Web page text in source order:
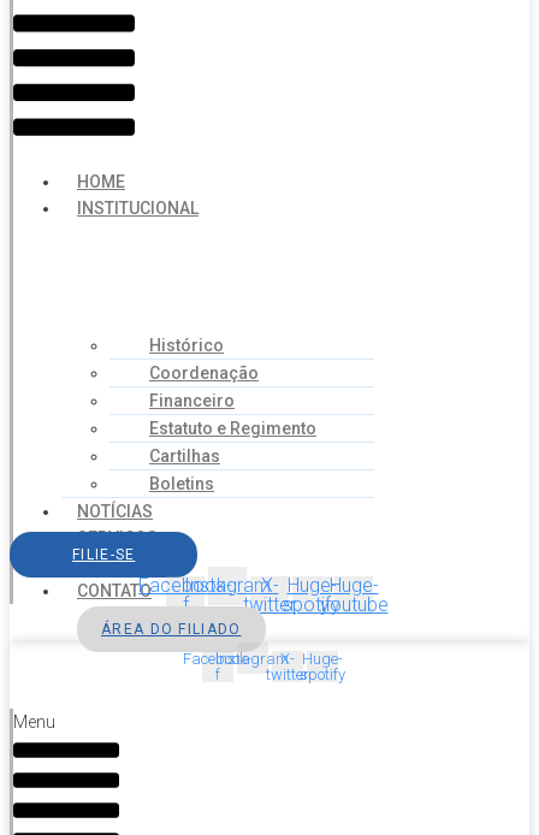
HOME
INSTITUCIONAL
Histórico
Coordenação
Financeiro
Estatuto e Regimento
Cartilhas
Boletins
NOTÍCIAS
SERVIÇOS
AGENDA
CONTATO
FILIE-SE
Facebook-
f
InstagramX-
twitter
Huge-
spotify
Huge-
youtube
ÁREA DO FILIADO
Facebook-
f
InstagramX-
twitter
Huge-
spotify
Menu